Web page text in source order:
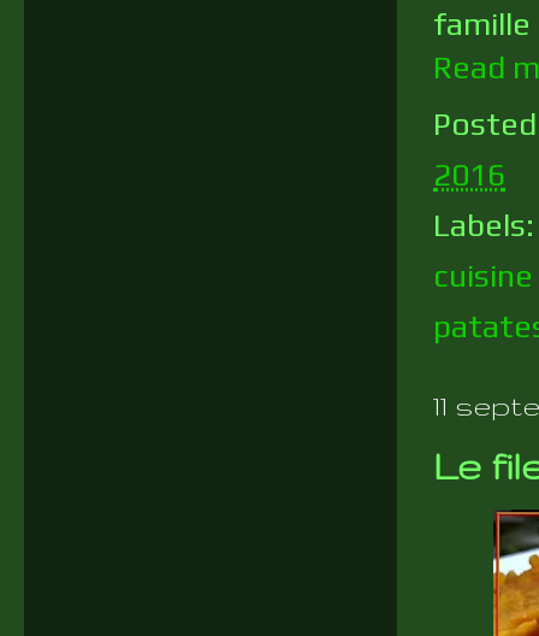
famille
Read
2016
11
Le